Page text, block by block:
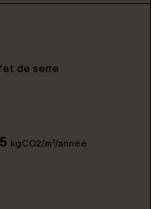
de serre
5 kgCO2/m²/année